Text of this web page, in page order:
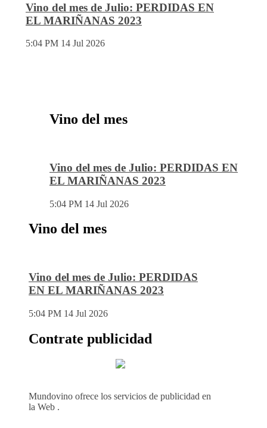
Vino del mes de Julio: PERDIDAS EN
EL MARIÑANAS 2023
5:04 PM 14 Jul 2026
Vino del mes
Vino del mes de Julio: PERDIDAS EN
EL MARIÑANAS 2023
5:04 PM 14 Jul 2026
Vino del mes
Vino del mes de Julio: PERDIDAS
EN EL MARIÑANAS 2023
5:04 PM 14 Jul 2026
Contrate publicidad
Mundovino ofrece los servicios de publicidad en
la Web .